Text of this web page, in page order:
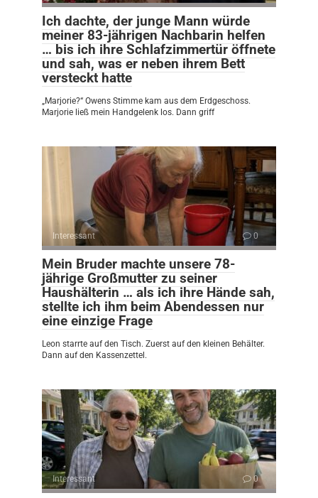
Ich dachte, der junge Mann würde
meiner 83-jährigen Nachbarin helfen
… bis ich ihre Schlafzimmertür öffnete
und sah, was er neben ihrem Bett
versteckt hatte
„Marjorie?“ Owens Stimme kam aus dem Erdgeschoss.
Marjorie ließ mein Handgelenk los. Dann griff
Interessant 0
Mein Bruder machte unsere 78-
jährige Großmutter zu seiner
Haushälterin … als ich ihre Hände sah,
stellte ich ihm beim Abendessen nur
eine einzige Frage
Leon starrte auf den Tisch. Zuerst auf den kleinen Behälter.
Dann auf den Kassenzettel.
Interessant 0